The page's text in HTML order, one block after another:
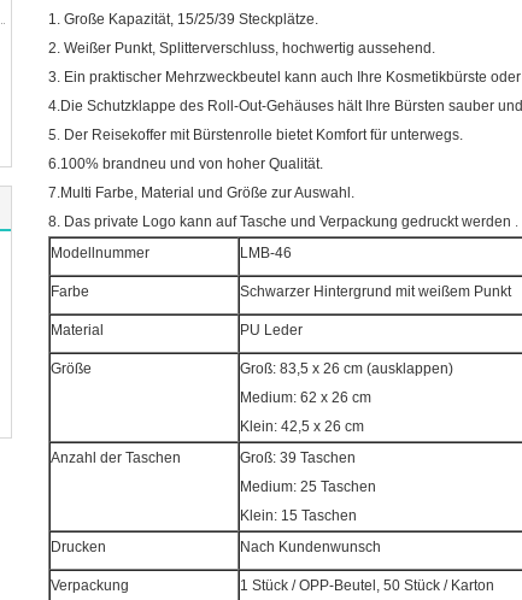
1. Große Kapazität, 15/25/39 Steckplätze.
2. Weißer Punkt, Splitterverschluss, hochwertig aussehend.
3. Ein praktischer Mehrzweckbeutel kann auch Ihre Kosmetikbürste
4.Die Schutzklappe des Roll-Out-Gehäuses hält Ihre Bürsten sauber
5. Der Reisekoffer mit Bürstenrolle bietet Komfort für unterwegs.
6.100% brandneu und von hoher Qualität.
7.Multi Farbe, Material und Größe zur Auswahl.
8. Das private Logo kann auf Tasche und Verpackung gedruckt werden .
Modellnummer LMB-46
Farbe Schwarzer Hintergrund mit weißem Punkt
Material PU Leder
Größe
Groß: 83,5 x 26 cm (ausklappen)
Medium: 62 x 26 cm
Klein: 42,5 x 26 cm
Anzahl der Taschen
Groß: 39 Taschen
Medium: 25 Taschen
Klein: 15 Taschen
Drucken
Nach Kundenwunsch
Verpackung 1 Stück / OPP-Beutel, 50 Stück / Karton